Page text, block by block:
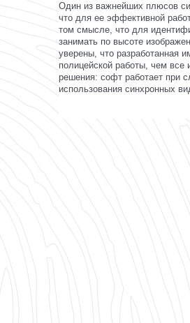
Один из важнейших плюсов
что для ее эффективной
том смысле, что для
занимать по высоте
уверены, что разработанная
полицейской работы, чем все
решения: софт работает при
использования синхронных